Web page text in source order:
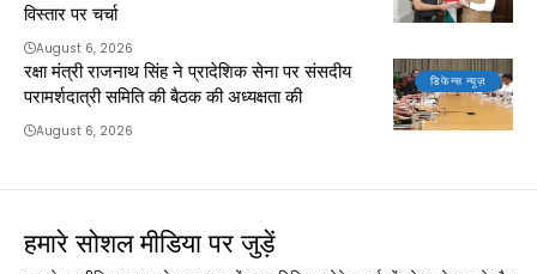
विस्तार पर चर्चा
August 6, 2026
डिफेन्स न्यूज़
रक्षा मंत्री राजनाथ सिंह ने प्रादेशिक सेना पर संसदीय
परामर्शदात्री समिति की बैठक की अध्यक्षता की
August 6, 2026
हमारे सोशल मीडिया पर जुड़ें